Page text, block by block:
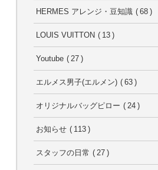
HERMES アレンジ・豆知識 68
LOUIS VUITTON 13
Youtube 27
エルメス男子(エルメン) 63
オリジナルバッグピロー 24
お知らせ 113
スタッフの日常 27